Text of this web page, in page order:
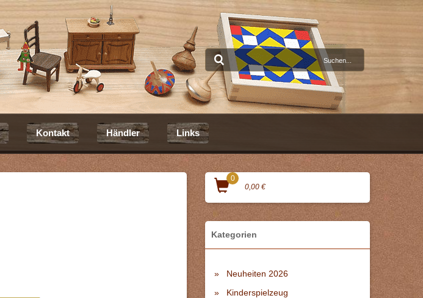
Kontakt Händler Links
0
0,00 €
Kategorien
Neuheiten 2026
Kinderspielzeug